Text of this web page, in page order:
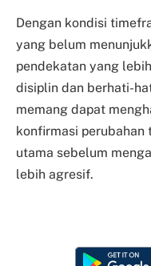
Dengan kondisi
yang belum
pendekatan yang
disiplin dan berhati-
memang dapat
konfirmasi
utama sebelum
lebih agresif.